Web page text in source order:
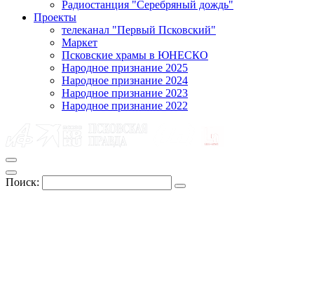
Радиостанция "Серебряный дождь"
Проекты
телеканал "Первый Псковский"
Маркет
Псковские храмы в ЮНЕСКО
Народное признание 2025
Народное признание 2024
Народное признание 2023
Народное признание 2022
Поиск: